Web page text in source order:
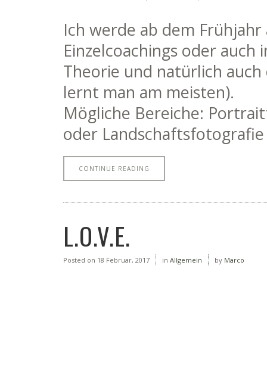
Ich werde ab dem
Einzelcoachings oder
Theorie und natürlich auch
lernt man am meisten).
Mögliche Bereiche:
oder
CONTINUE READING
L.O.V.E.
Posted on 18 Februar, 2017 in Allgemein by Marco